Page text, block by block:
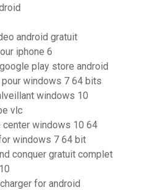
android gratuit
iphone 6
play store android
windows 7 64 bits
windows 10
vlc
windows 10 64
windows 7 64 bit
conquer gratuit complet
for android